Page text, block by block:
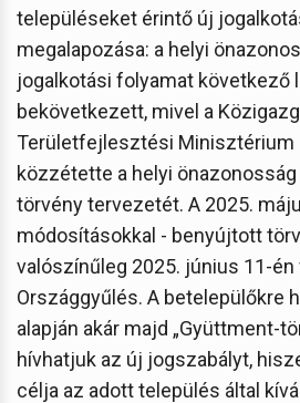
településeket érintő új
megalapozása: a helyi
jogalkotási folyamat következő
bekövetkezett, mivel a
Területfejlesztési Minisztérium
közzétette a helyi
törvény tervezetét. A 2025.
módosításokkal - benyújtott
valószínűleg 2025. június 11-
Országgyűlés. A betelepülőkre
alapján akár majd „Gyüttment-
hívhatjuk az új jogszabályt,
célja az adott település által